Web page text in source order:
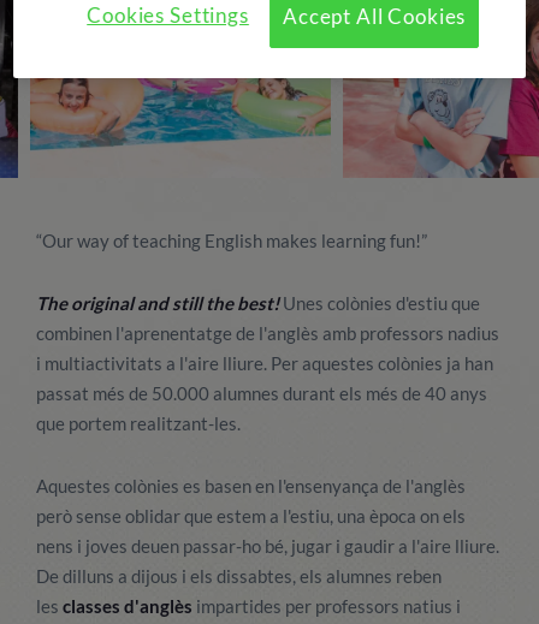
“Our way of teaching English makes learning fun!”
The original and still the best!Unes colònies d'estiu que
combinen l'aprenentatge de l'anglès amb professors nadius
i multiactivitats a l'aire lliure. Per aquestes colònies ja han
passat més de 50.000 alumnes durant els més de 40 anys
que portem realitzant-les.
Aquestes colònies es basen en l'ensenyança de l'anglès
però sense oblidar que estem a l'estiu, una època on els
nens i joves deuen passar-ho bé, jugar i gaudir a l'aire lliure.
De dilluns a dijous i els dissabtes, els alumnes reben
les classes d'anglès impartides per professors natius i
Accept All Cookies
Cookies Settings